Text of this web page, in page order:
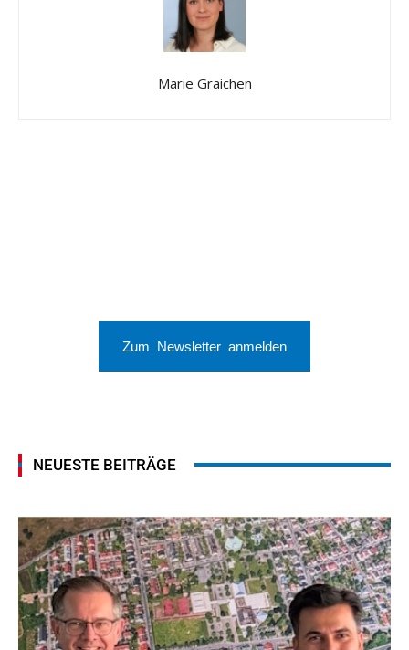
Marie Graichen
Zum Newsletter anmelden
NEUESTE BEITRÄGE